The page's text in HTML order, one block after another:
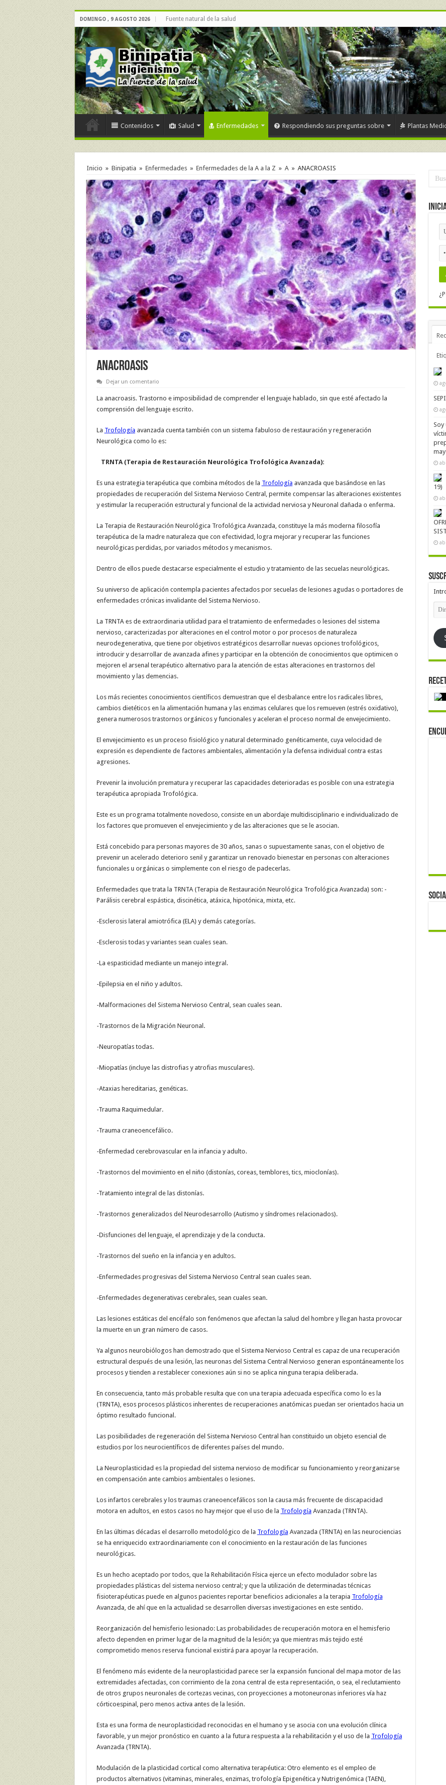
DOMINGO , 9 AGOSTO 2026 Fuente natural de la salud
Contenidos Salud Enfermedades Respondiendo sus preguntas sobre Plantas
Inicio » Binipatia » Enfermedades » Enfermedades de la A a la Z » A » ANACROASIS
ANACROASIS
Dejar un comentario
La anacroasis. Trastorno e imposibilidad de comprender el lenguaje hablado, sin que esté afectado la
comprensión del lenguaje escrito.
La Trofología avanzada cuenta también con un sistema fabuloso de restauración y regeneración
Neurológica como lo es:
TRNTA (Terapia de Restauración Neurológica Trofológica Avanzada):
Es una estrategia terapéutica que combina métodos de la Trofología avanzada que basándose en las
propiedades de recuperación del Sistema Nervioso Central, permite compensar las alteraciones existentes
y estimular la recuperación estructural y funcional de la actividad nerviosa y Neuronal dañada o enferma.
La Terapia de Restauración Neurológica Trofológica Avanzada, constituye la más moderna filosofía
terapéutica de la madre naturaleza que con efectividad, logra mejorar y recuperar las funciones
neurológicas perdidas, por variados métodos y mecanismos.
Dentro de ellos puede destacarse especialmente el estudio y tratamiento de las secuelas neurológicas.
Su universo de aplicación contempla pacientes afectados por secuelas de lesiones agudas o portadores de
enfermedades crónicas invalidante del Sistema Nervioso.
La TRNTA es de extraordinaria utilidad para el tratamiento de enfermedades o lesiones del sistema
nervioso, caracterizadas por alteraciones en el control motor o por procesos de naturaleza
neurodegenerativa, que tiene por objetivos estratégicos desarrollar nuevas opciones trofológicos,
introducir y desarrollar de avanzada afines y participar en la obtención de conocimientos que optimicen o
mejoren el arsenal terapéutico alternativo para la atención de estas alteraciones en trastornos del
movimiento y las demencias.
Los más recientes conocimientos científicos demuestran que el desbalance entre los radicales libres,
cambios dietéticos en la alimentación humana y las enzimas celulares que los remueven (estrés oxidativo),
genera numerosos trastornos orgánicos y funcionales y aceleran el proceso normal de envejecimiento.
El envejecimiento es un proceso fisiológico y natural determinado genéticamente, cuya velocidad de
expresión es dependiente de factores ambientales, alimentación y la defensa individual contra estas
agresiones.
Prevenir la involución prematura y recuperar las capacidades deterioradas es posible con una estrategia
terapéutica apropiada Trofológica.
Este es un programa totalmente novedoso, consiste en un abordaje multidisciplinario e individualizado de
los factores que promueven el envejecimiento y de las alteraciones que se le asocian.
Está concebido para personas mayores de 30 años, sanas o supuestamente sanas, con el objetivo de
prevenir un acelerado deterioro senil y garantizar un renovado bienestar en personas con alteraciones
funcionales u orgánicas o simplemente con el riesgo de padecerlas.
Enfermedades que trata la TRNTA (Terapia de Restauración Neurológica Trofológica Avanzada) son: -
Parálisis cerebral espástica, discinética, atáxica, hipotónica, mixta, etc.
-Esclerosis lateral amiotrófica (ELA) y demás categorías.
-Esclerosis todas y variantes sean cuales sean.
-La espasticidad mediante un manejo integral.
-Epilepsia en el niño y adultos.
-Malformaciones del Sistema Nervioso Central, sean cuales sean.
-Trastornos de la Migración Neuronal.
-Neuropatías todas.
-Miopatías (incluye las distrofias y atrofias musculares).
-Ataxias hereditarias, genéticas.
-Trauma Raquimedular.
-Trauma craneoencefálico.
-Enfermedad cerebrovascular en la infancia y adulto.
-Trastornos del movimiento en el niño (distonías, coreas, temblores, tics, mioclonías).
-Tratamiento integral de las distonías.
-Trastornos generalizados del Neurodesarrollo (Autismo y síndromes relacionados).
-Disfunciones del lenguaje, el aprendizaje y de la conducta.
-Trastornos del sueño en la infancia y en adultos.
-Enfermedades progresivas del Sistema Nervioso Central sean cuales sean.
-Enfermedades degenerativas cerebrales, sean cuales sean.
Las lesiones estáticas del encéfalo son fenómenos que afectan la salud del hombre y llegan hasta provocar
la muerte en un gran número de casos.
Ya algunos neurobiólogos han demostrado que el Sistema Nervioso Central es capaz de una recuperación
estructural después de una lesión, las neuronas del Sistema Central Nervioso generan espontáneamente los
procesos y tienden a restablecer conexiones aún si no se aplica ninguna terapia deliberada.
En consecuencia, tanto más probable resulta que con una terapia adecuada específica como lo es la
(TRNTA), esos procesos plásticos inherentes de recuperaciones anatómicas puedan ser orientados hacia un
óptimo resultado funcional.
Las posibilidades de regeneración del Sistema Nervioso Central han constituido un objeto esencial de
estudios por los neurocientíficos de diferentes países del mundo.
La Neuroplasticidad es la propiedad del sistema nervioso de modificar su funcionamiento y reorganizarse
en compensación ante cambios ambientales o lesiones.
Los infartos cerebrales y los traumas craneoencefálicos son la causa más frecuente de discapacidad
motora en adultos, en estos casos no hay mejor que el uso de la Trofología Avanzada (TRNTA).
En las últimas décadas el desarrollo metodológico de la Trofología Avanzada (TRNTA) en las neurociencias
se ha enriquecido extraordinariamente con el conocimiento en la restauración de las funciones
neurológicas.
Es un hecho aceptado por todos, que la Rehabilitación Física ejerce un efecto modulador sobre las
propiedades plásticas del sistema nervioso central; y que la utilización de determinadas técnicas
fisioterapéuticas puede en algunos pacientes reportar beneficios adicionales a la terapia Trofología
Avanzada, de ahí que en la actualidad se desarrollen diversas investigaciones en este sentido.
Reorganización del hemisferio lesionado: Las probabilidades de recuperación motora en el hemisferio
afecto dependen en primer lugar de la magnitud de la lesión; ya que mientras más tejido esté
comprometido menos reserva funcional existirá para apoyar la recuperación.
El fenómeno más evidente de la neuroplasticidad parece ser la expansión funcional del mapa motor de las
extremidades afectadas, con corrimiento de la zona central de esta representación, o sea, el reclutamiento
de otros grupos neuronales de cortezas vecinas, con proyecciones a motoneuronas inferiores vía haz
córticoespinal, pero menos activa antes de la lesión.
Esta es una forma de neuroplasticidad reconocidas en el humano y se asocia con una evolución clínica
favorable, y un mejor pronóstico en cuanto a la futura respuesta a la rehabilitación y el uso de la Trofología
Avanzada (TRNTA).
Modulación de la plasticidad cortical como alternativa terapéutica: Otro elemento es el empleo de
productos alternativos (vitaminas, minerales, enzimas, trofología Epigenética y Nutrigenómica (TAEN),
Soy
19)
de